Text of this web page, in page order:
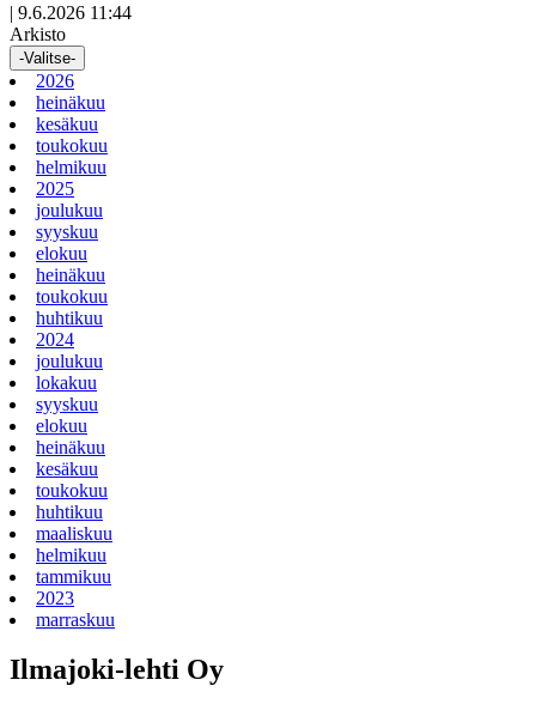
| 9.6.2026 11:44
Arkisto
-Valitse-
2026
heinäkuu
kesäkuu
toukokuu
helmikuu
2025
joulukuu
syyskuu
elokuu
heinäkuu
toukokuu
huhtikuu
2024
joulukuu
lokakuu
syyskuu
elokuu
heinäkuu
kesäkuu
toukokuu
huhtikuu
maaliskuu
helmikuu
tammikuu
2023
marraskuu
Ilmajoki-lehti Oy